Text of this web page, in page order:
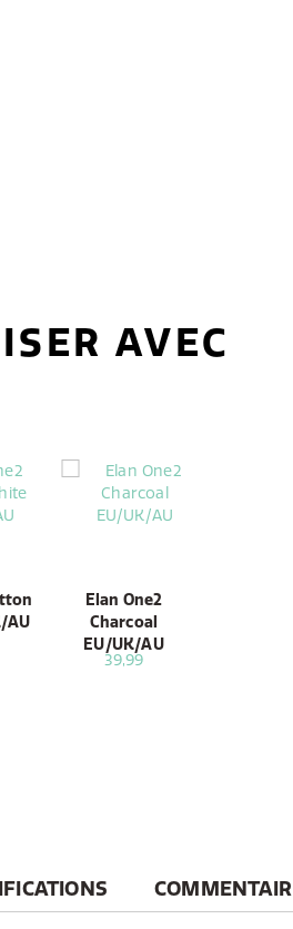
AVEC
AU
Elan One2
Charcoal
EU/UK/AU
39,99